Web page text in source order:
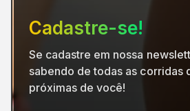
Cadastre-se!
Se cadastre em nossa
sabendo de todas as corridas
próximas de você!